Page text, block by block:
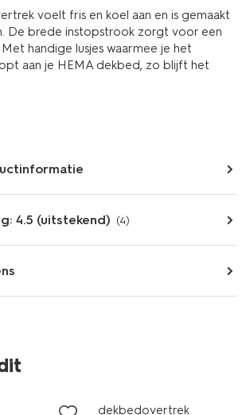
voelt fris en koel aan en is gemaakt
De brede instopstrook zorgt voor een
handige lusjes waarmee je het
aan je HEMA dekbed, zo blijft het
4.5 (uitstekend) (4)
dekbedovertrek